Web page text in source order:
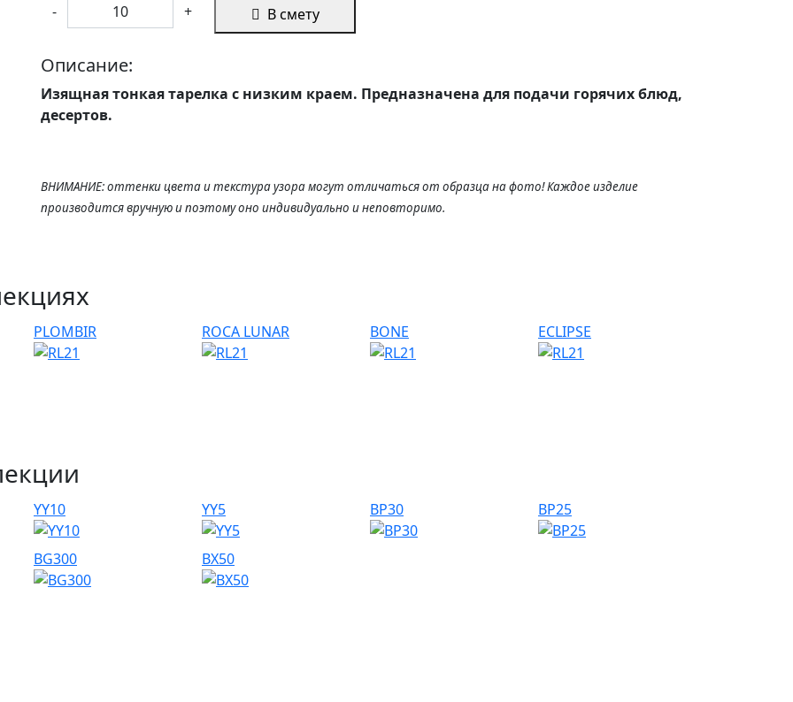
- + В смету
Описание:
Изящная тонкая тарелка с низким краем. Предназначена для подачи горячих блюд,
десертов.
ВНИМАНИЕ: оттенки цвета и текстура узора могут отличаться от образца на фото! Каждое изделие
производится вручную и поэтому оно индивидуально и неповторимо.
PLOMBIR ROCA LUNAR BONE ECLIPSE
YY10 YY5 BP30 BP25
BG300 BX50